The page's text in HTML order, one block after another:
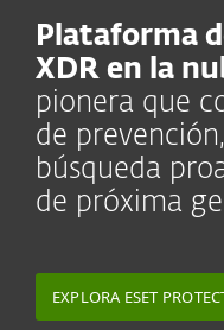
Plataforma
XDR en la
pionera que
de
búsqueda
de próxima
EXPLORA ESET